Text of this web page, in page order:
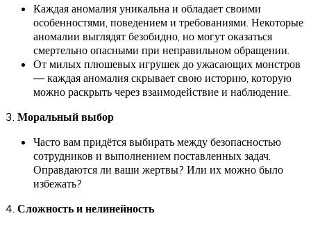
Каждая аномалия уникальна и обладает своими
особенностями, поведением и требованиями. Некоторые
аномалии выглядят безобидно, но могут оказаться
смертельно опасными при неправильном обращении.
От милых плюшевых игрушек до ужасающих монстров
— каждая аномалия скрывает свою историю, которую
можно раскрыть через взаимодействие и наблюдение.
3. Моральный выбор
Часто вам придётся выбирать между безопасностью
сотрудников и выполнением поставленных задач.
Оправдаются ли ваши жертвы? Или их можно было
избежать?
4. Сложность и нелинейность